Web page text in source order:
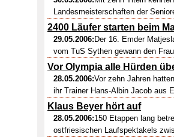
Landesmeisterschaften der
2400 Läufer starten beim
29.05.2006: Der 16. Emder
vom TuS Sythen gewann den
Vor Olympia alle Hürden
28.05.2006:Vor zehn Jahren
ihr Trainer Hans-Albin Jacob aus
Klaus Beyer hört auf
28.05.2006:150 Etappen lang
ostfriesischen Laufspektakels